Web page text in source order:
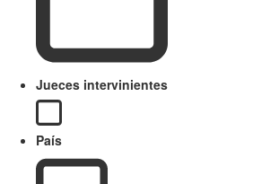
Jueces intervinientes
País